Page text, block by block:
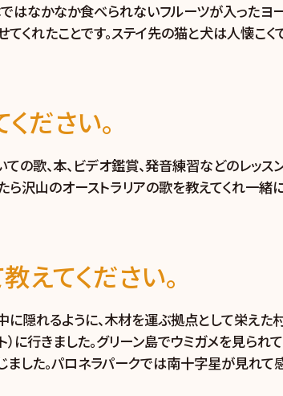
はなかなか食べられないフルーツが入ったヨ
くれたことです。ステイ先の猫と犬は人懐こく
ださい。
ての歌、本、ビデオ鑑賞、発音練習などのレッ
ら沢山のオーストラリアの歌を教えてくれ一
えてください。
に隠れるように、木材を運ぶ拠点として栄えた
に行きました。グリーン島でウミガメを見られ
した。パロネラパークでは南十字星が見れて